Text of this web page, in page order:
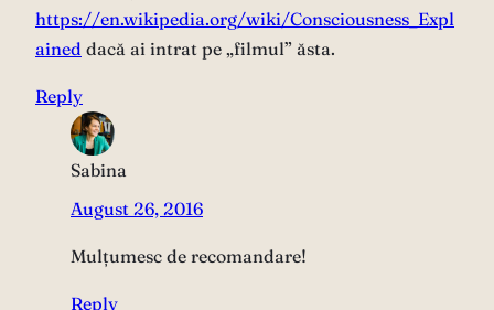
https://en.wikipedia.org/wiki/Consciousness_Expl
ained dacă ai intrat pe „filmul” ăsta.
Reply
Sabina
August 26, 2016
Mulțumesc de recomandare!
Reply